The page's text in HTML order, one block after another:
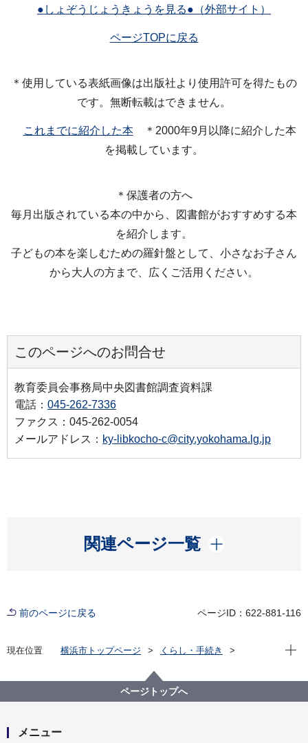
●しょぞうじょうきょうを見る●（外部サイト）
ページTOPに戻る
＊使用している表紙画像は出版社より使用許可を得たもの
です。無断転載はできません。
これまでに紹介した本＊2000年9月以降に紹介した本
を掲載しています。
＊保護者の方へ
毎月出版されている本の中から、図書館がおすすめする本
を紹介します。
子どもの本を楽しむための羅針盤として、小さなお子さん
から大人の方まで、広くご活用ください。
このページへのお問合せ
教育委員会事務局中央図書館調査資料課
電話： 045-262-7336
ファクス：045-262-0054
メールアドレス： ky-libkocho-c@city.yokohama.lg.jp
関連ページ一覧
開く
前のページに戻る ページID：622-881-116
現在位置 横浜市トップページ
くらし・手続き
図書館からのおすすめ本
図書館からのおすすめ本 2021＜幼児から＞
現在
ページトップへ
メニュー